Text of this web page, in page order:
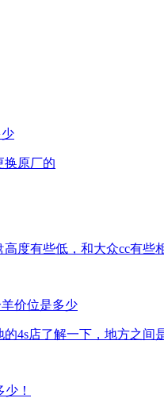
换原厂的
度有些低，和大众cc有些
价位是多少
4s店了解一下，地方之间
！